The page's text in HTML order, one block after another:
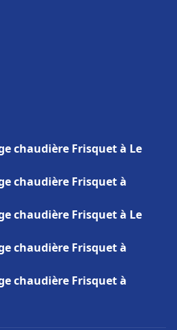
chaudière Frisquet à Le
chaudière Frisquet à
chaudière Frisquet à Le
chaudière Frisquet à
chaudière Frisquet à